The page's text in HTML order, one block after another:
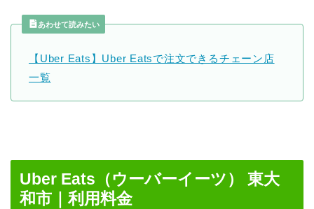
あわせて読みたい
【Uber Eats】Uber Eatsで注文できるチェーン店
一覧
Uber Eats（ウーバーイーツ） 東大
和市｜利用料金